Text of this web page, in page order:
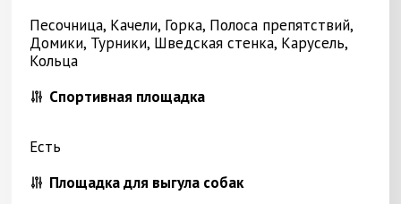
Песочница, Качели, Горка, Полоса препятствий,
Домики, Турники, Шведская стенка, Карусель,
Кольца
Спортивная площадка
Есть
Площадка для выгула собак